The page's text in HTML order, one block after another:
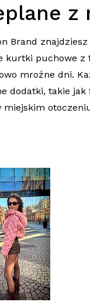
Brand
kurtki puchowe
mroźne dni.
dodatki, takie